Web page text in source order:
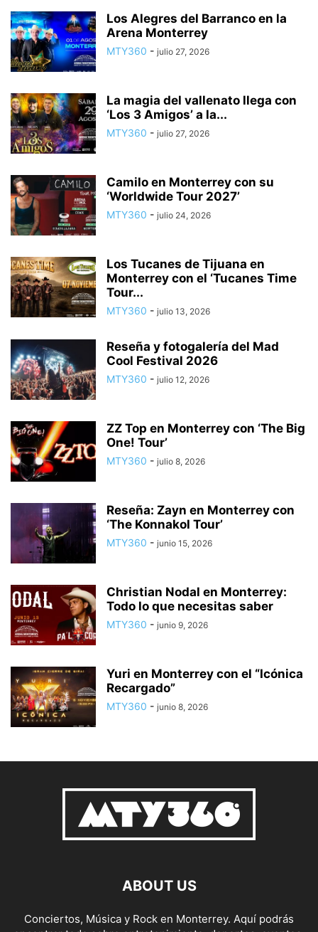
Los Alegres del Barranco en la
Arena Monterrey
MTY360 - julio 27, 2026
La magia del vallenato llega con
‘Los 3 Amigos’ a la...
MTY360 - julio 27, 2026
Camilo en Monterrey con su
‘Worldwide Tour 2027’
MTY360 - julio 24, 2026
Los Tucanes de Tijuana en
Monterrey con el ‘Tucanes Time
Tour...
MTY360 - julio 13, 2026
Reseña y fotogalería del Mad
Cool Festival 2026
MTY360 - julio 12, 2026
ZZ Top en Monterrey con ‘The Big
One! Tour’
MTY360 - julio 8, 2026
Reseña: Zayn en Monterrey con
‘The Konnakol Tour’
MTY360 - junio 15, 2026
Christian Nodal en Monterrey:
Todo lo que necesitas saber
MTY360 - junio 9, 2026
Yuri en Monterrey con el “Icónica
Recargado”
MTY360 - junio 8, 2026
ABOUT US
Conciertos, Música y Rock en Monterrey. Aquí podrás